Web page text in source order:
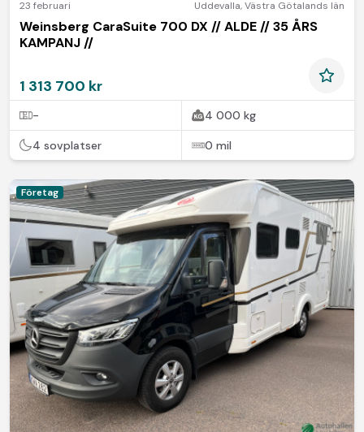
23 februari Uddevalla,Västra Götalands län
Weinsberg CaraSuite 700 DX // ALDE // 35 ÅRS
KAMPANJ //
1 313 700 kr
- 4 000 kg
4 sovplatser 0 mil
Företag